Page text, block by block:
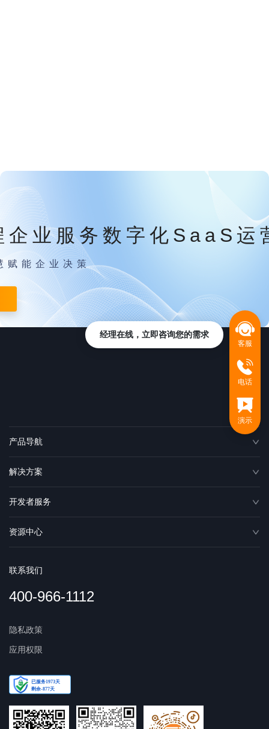
企业服务数字化SaaS运
赋能企业决策
产品导航
解决方案
开发者服务
资源中心
联系我们
400-966-1112
隐私政策
应用权限
客服
电话
演示
经理在线，立即咨询您的需求